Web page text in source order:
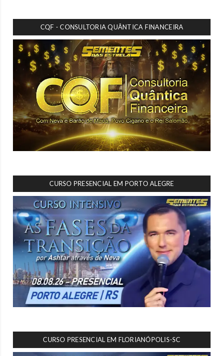
CQF - CONSULTORIA QUÂNTICA FINANCEIRA
CURSO PRESENCIAL EM PORTO ALEGRE
CURSO PRESENCIAL EM FLORIANÓPOLIS-SC